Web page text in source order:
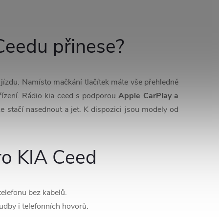
přinese?
Namísto mačkání tlačítek máte vše přehledně
Rádio kia ceed s podporouApple CarPlay a
stačí nasednout a jet. K dispozici jsou modely od
KIA Ceed
bez kabelů.
i telefonních hovorů.